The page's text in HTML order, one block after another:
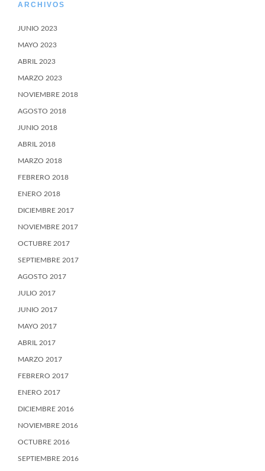
ARCHIVOS
JUNIO 2023
MAYO 2023
ABRIL 2023
MARZO 2023
NOVIEMBRE 2018
AGOSTO 2018
JUNIO 2018
ABRIL 2018
MARZO 2018
FEBRERO 2018
ENERO 2018
DICIEMBRE 2017
NOVIEMBRE 2017
OCTUBRE 2017
SEPTIEMBRE 2017
AGOSTO 2017
JULIO 2017
JUNIO 2017
MAYO 2017
ABRIL 2017
MARZO 2017
FEBRERO 2017
ENERO 2017
DICIEMBRE 2016
NOVIEMBRE 2016
OCTUBRE 2016
SEPTIEMBRE 2016